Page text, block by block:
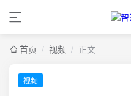
首页 / 视频 / 正文
视频